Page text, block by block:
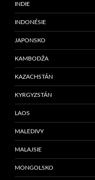
INDIE
INDONÉSIE
JAPONSKO
KAMBODŽA
KAZACHSTÁN
KYRGYZSTÁN
LAOS
MALEDIVY
MALAJSIE
MONGOLSKO